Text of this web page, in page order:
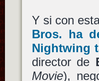
Y si con
Bros. ha
Nightwing
director de
Movie),